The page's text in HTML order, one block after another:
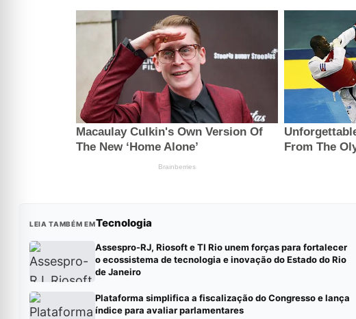
LEIA TAMBÉM EMTecnologia
Assespro-RJ, Riosoft e TI Rio unem forças para fortalecer
o ecossistema de tecnologia e inovação do Estado do Rio
de Janeiro
Plataforma simplifica a fiscalização do Congresso e lança
índice para avaliar parlamentares